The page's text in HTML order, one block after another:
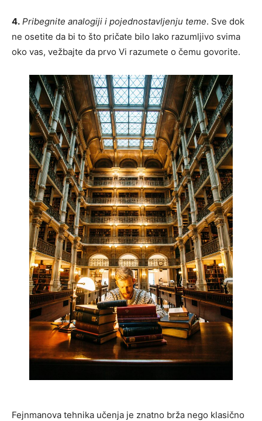
4. Pribegnite analogiji i pojednostavljenju teme. Sve dok
ne osetite da bi to što pričate bilo lako razumljivo svima
oko vas, vežbajte da prvo Vi razumete o čemu govorite.
Fejnmanova tehnika učenja je znatno brža nego klasično